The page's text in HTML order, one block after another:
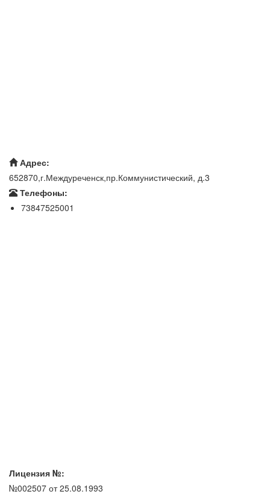
Адрес:
652870,г.Междуреченск,пр.Коммунистический, д.3
Телефоны:
73847525001
Лицензия №:
№002507 от 25.08.1993